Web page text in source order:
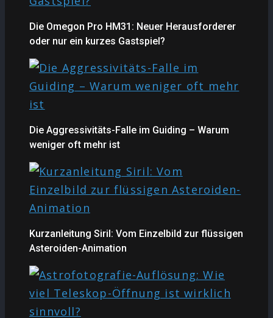
Die Omegon Pro HM31: Neuer Herausforderer
oder nur ein kurzes Gastspiel?
Die Aggressivitäts-Falle im Guiding – Warum
weniger oft mehr ist
Kurzanleitung Siril: Vom Einzelbild zur flüssigen
Asteroiden-Animation